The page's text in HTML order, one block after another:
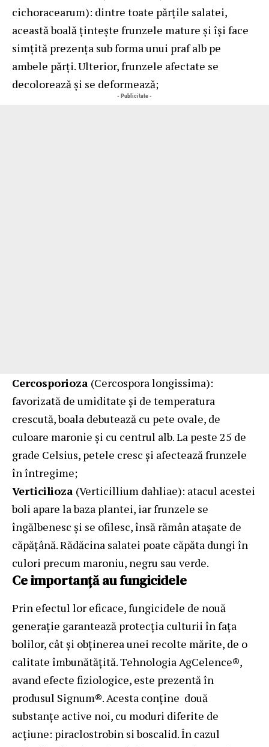
cichoracearum): dintre toate părțile salatei,
această boală țintește frunzele mature și își face
simțită prezența sub forma unui praf alb pe
ambele părți. Ulterior, frunzele afectate se
decolorează și se deformează;
- Publicitate -
Cercosporioza (Cercospora longissima):
favorizată de umiditate și de temperatura
crescută, boala debutează cu pete ovale, de
culoare maronie și cu centrul alb. La peste 25 de
grade Celsius, petele cresc și afectează frunzele
în întregime;
Verticilioza (Verticillium dahliae): atacul acestei
boli apare la baza plantei, iar frunzele se
îngălbenesc și se ofilesc, însă rămân atașate de
căpățână. Rădăcina salatei poate căpăta dungi în
culori precum maroniu, negru sau verde.
Ce importanță au fungicidele
Prin efectul lor eficace, fungicidele de nouă
generație garantează protecția culturii în fața
bolilor, cât și obținerea unei recolte mărite, de o
calitate îmbunătățită. Tehnologia AgCelence®,
avand efecte fiziologice, este prezentă în
produsul Signum®. Acesta conține două
substanțe active noi, cu moduri diferite de
acțiune: piraclostrobin si boscalid. În cazul